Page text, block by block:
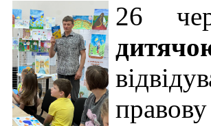
26